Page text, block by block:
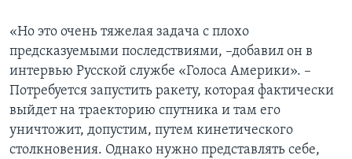
«Но это очень тяжелая задача с плохо
предсказуемыми последствиями, –добавил он в
интервью Русской службе «Голоса Америки». –
Потребуется запустить ракету, которая фактически
выйдет на траекторию спутника и там его
уничтожит, допустим, путем кинетического
столкновения. Однако нужно представлять себе,